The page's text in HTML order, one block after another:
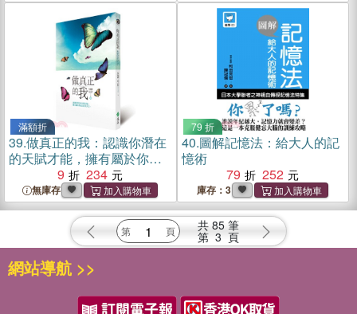
滿額折
39.做真正的我：認識你潛在
的天賦才能，擁有屬於你最
自在的人生
9 234
無庫存
79 折
40.圖解記憶法：給大人的記
憶術
79
252
庫存：3
共 85 筆
第 3 頁
網站導航 >>